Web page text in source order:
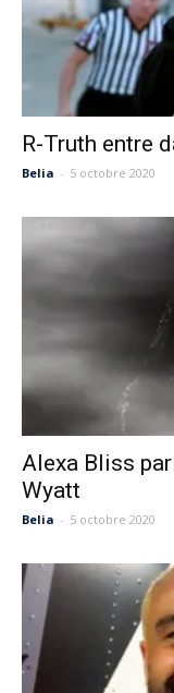
R-Truth entre
Belia - 5 octobre 2020
Alexa Bliss
Wyatt
Belia - 5 octobre 2020